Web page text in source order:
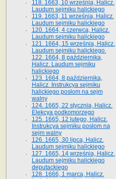
118. 1663, 10 września, Halicz.
Laudum sejmiku halickiego
119. 1663, 11 września, Halicz.
Laudum sejmiku halickiego
120. 1664, 4 czerwca, Halicz.
Laudum sejmiku halickiego
121. 1664, 15 września, Halicz.
Laudum sejmiku halickiego.
122. 1664, 8 października,
Halicz. Laudum sejmiku
halickiego
123. 1664, 8 października,
Halicz. Instrukcya sejmiku
halickiego posłom na sejm
walny
124. 1665, 22 stycznia, Halicz.
Elekcya podkomorzego
125. 1665, 12 lutego, Halicz.
Instrukcya sejmiku posłom na
sejm walny
126. 1665, 30 lipca, Halicz.
Laudum sejmiku halickiego
127. 1665, 14 września, Halicz.
Laudum sejmiku halickiego
deputackiego
128. 1666, 1 marca, Halicz.